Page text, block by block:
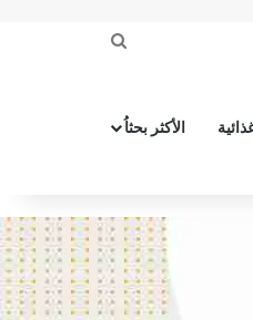
الأكثر بحثاُ